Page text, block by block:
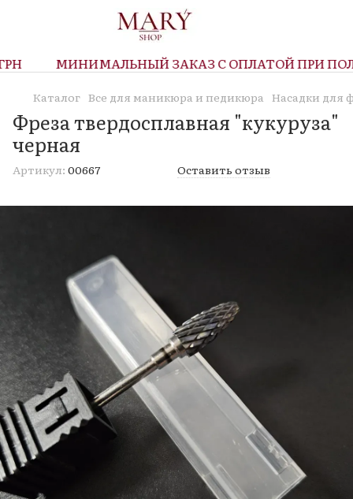
МИНИМАЛЬНЫЙ ЗАКАЗ С ОПЛАТОЙ ПРИ
Каталог Все для маникюра и педикюра Насадки для
Фреза твердосплавная "кукуруза"
черная
Артикул: 00667 Оставить отзыв